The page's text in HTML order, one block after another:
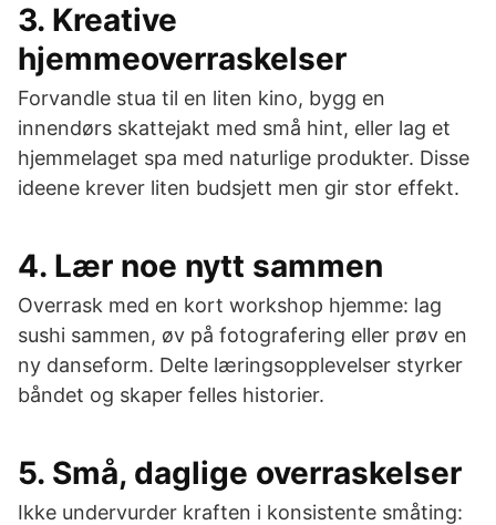
3. Kreative
hjemmeoverraskelser
Forvandle stua til en liten kino, bygg en
innendørs skattejakt med små hint, eller lag et
hjemmelaget spa med naturlige produkter. Disse
ideene krever liten budsjett men gir stor effekt.
4. Lær noe nytt sammen
Overrask med en kort workshop hjemme: lag
sushi sammen, øv på fotografering eller prøv en
ny danseform. Delte læringsopplevelser styrker
båndet og skaper felles historier.
5. Små, daglige overraskelser
Ikke undervurder kraften i konsistente småting: